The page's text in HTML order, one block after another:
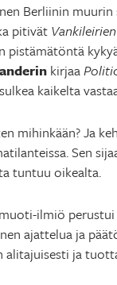
Berliinin
pitivät
pistämätöntä
kirjaa
kaikelta
mihinkään? Ja
Sen
tuntuu oikealta.
ilmiö
ajattelua ja
ja